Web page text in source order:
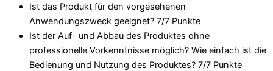
Ist das Produkt für den vorgesehenen
Anwendungszweck geeignet? 7/7 Punkte
Ist der Auf- und Abbau des Produktes ohne
professionelle Vorkenntnisse möglich? Wie einfach ist die
Bedienung und Nutzung des Produktes? 7/7 Punkte